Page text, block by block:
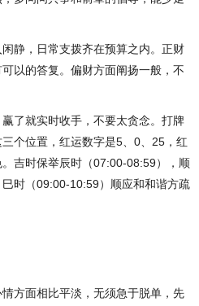
静，日常支拨齐在预算之内。正财
以的答复。偏财方面阐扬一般，不
了就实时收手，不要太贪念。打牌
个位置，红运数字是5、0、25，红
吉时保举辰时（07:00-08:59），顺
时（09:00-10:59）顺应和和谐方疏
方面相比平淡，无须急于脱单，先